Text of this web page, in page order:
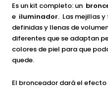
Es un kit completo: un
e iluminador. Las mejillas
definidas y llenas de
diferentes que se adaptan
colores de piel para que
quede.
El bronceador dará el